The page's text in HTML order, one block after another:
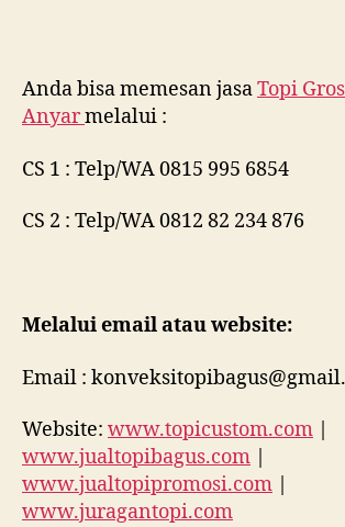
Anda bisa memesan jasaTopi
Anyarmelalui :
CS 1 : Telp/WA 0815 995 6854
CS 2 : Telp/WA 0812 82 234 876
Melalui email atau website:
Email :
Website: www.topicustom.com
www.jualtopibagus.com
www.jualtopipromosi.com
www.juragantopi.com